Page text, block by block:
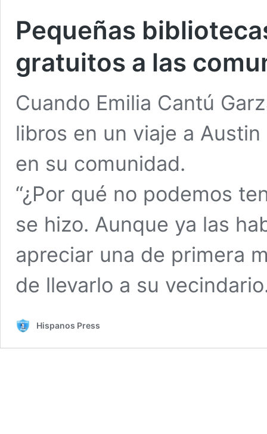
Pequeñas
gratuitos a las
Cuando Emilia Cantú
libros en un viaje a
en su comunidad.
“¿Por qué no podemos
se hizo. Aunque ya las
apreciar una de primera
de llevarlo a su
Hispanos Press